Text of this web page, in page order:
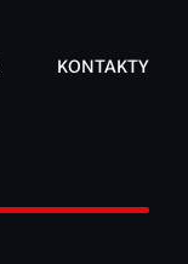
KONTAKTY